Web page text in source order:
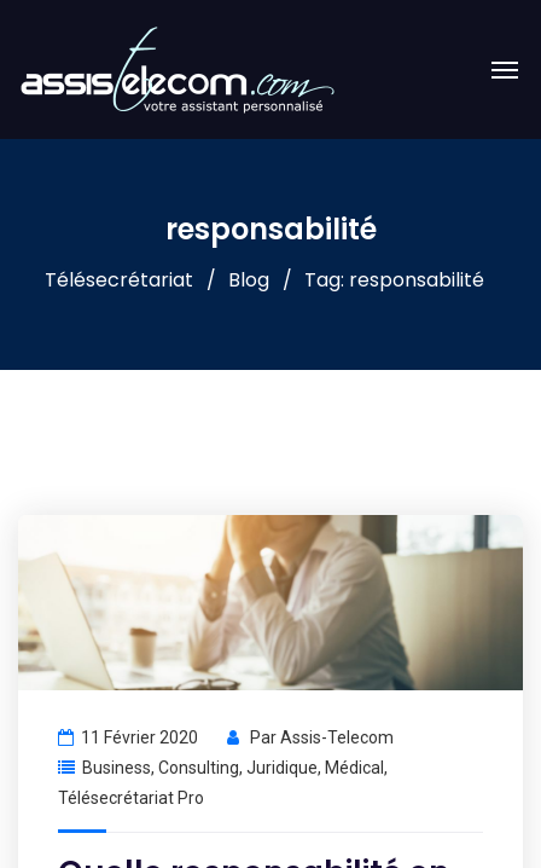
responsabilité
Télésecrétariat Blog Tag: responsabilité
11 Février 2020 ParAssis-Telecom
Business, Consulting, Juridique, Médical ,
Télésecrétariat Pro